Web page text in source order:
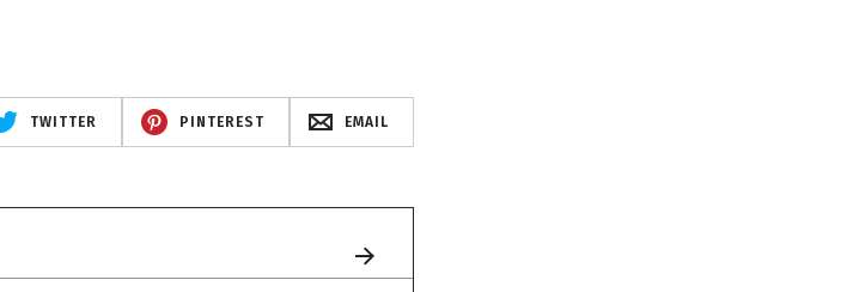
TWITTER PINTEREST EMAIL